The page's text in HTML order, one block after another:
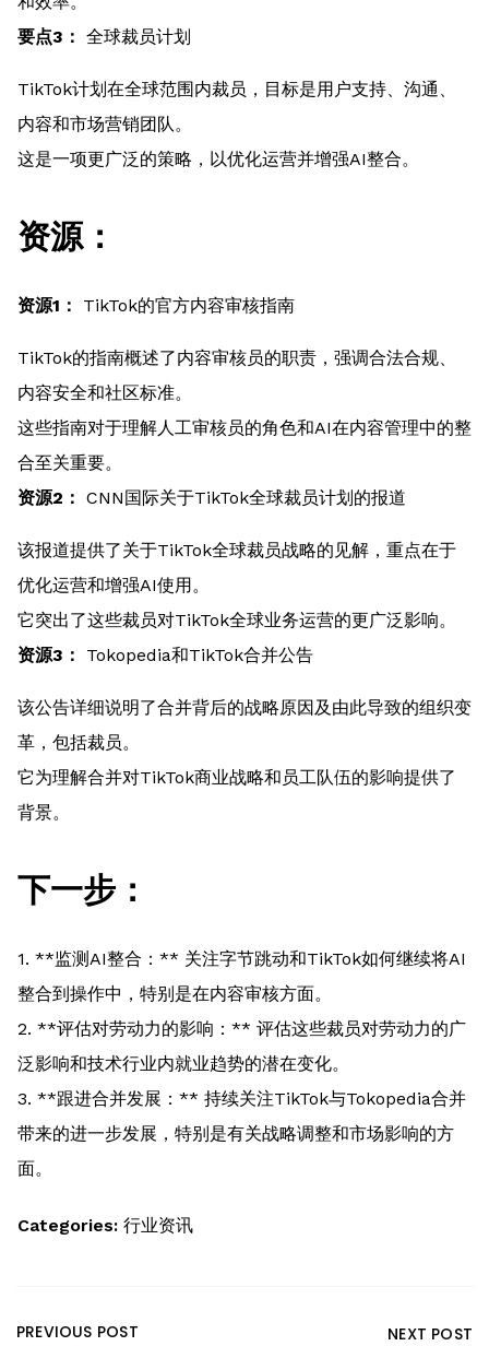
要点3： 全球裁员计划
TikTok计划在全球范围内裁员，目标是用户支持、沟通、
内容和市场营销团队。
这是一项更广泛的策略，以优化运营并增强AI整合。
资源：
资源1： TikTok的官方内容审核指南
TikTok的指南概述了内容审核员的职责，强调合法合规、
内容安全和社区标准。
这些指南对于理解人工审核员的角色和AI在内容管理中的整
合至关重要。
资源2： CNN国际关于TikTok全球裁员计划的报道
该报道提供了关于TikTok全球裁员战略的见解，重点在于
优化运营和增强AI使用。
它突出了这些裁员对TikTok全球业务运营的更广泛影响。
资源3：
Tokopedia和TikTok合并公告
该公告详细说明了合并背后的战略原因及由此导致的组织变
革，包括裁员。
它为理解合并对TikTok商业战略和员工队伍的影响提供了
背景。
下一步：
1. **监测AI整合：** 关注字节跳动和TikTok如何继续将AI
整合到操作中，特别是在内容审核方面。
2. **评估对劳动力的影响：** 评估这些裁员对劳动力的广
泛影响和技术行业内就业趋势的潜在变化。
3. **跟进合并发展：** 持续关注TikTok与Tokopedia合并
带来的进一步发展，特别是有关战略调整和市场影响的方
面。
Categories: 行业资讯
PREVIOUS POST NEXT POST